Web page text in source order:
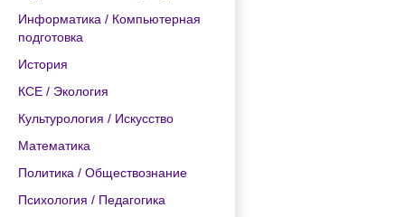
Информатика / Компьютерная
подготовка
История
КСЕ / Экология
Культурология / Искусство
Математика
Политика / Обществознание
Психология / Педагогика